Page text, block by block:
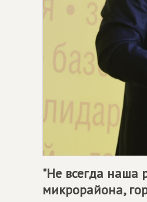
"Не всегда наша
микрорайона,